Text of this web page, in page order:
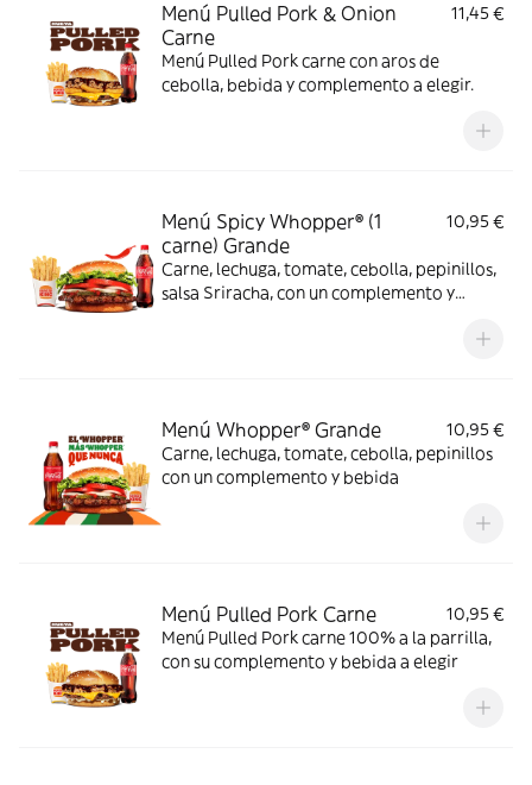
Menú Pulled Pork & Onion
Carne
11,45 €
Menú Pulled Pork carne con aros de
cebolla, bebida y complemento a elegir.
Menú Spicy Whopper® (1
carne) Grande
10,95 €
Carne, lechuga, tomate, cebolla, pepinillos,
salsa Sriracha, con un complemento y
Menú Whopper® Grande
10,95 €
Carne, lechuga, tomate, cebolla, pepinillos
con un complemento y bebida
Menú Pulled Pork Carne
10,95 €
Menú Pulled Pork carne 100% a la parrilla,
con su complemento y bebida a elegir